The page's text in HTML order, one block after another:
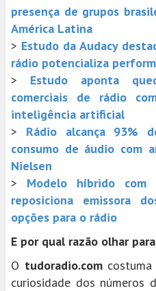
presença de grupos
América Latina
> Estudo da Audacy
rádio potencializa
> Estudo aponta
comerciais de rádio
inteligência artificial
> Rádio alcança 93%
consumo de áudio com
Nielsen
> Modelo híbrido com
reposiciona emissora
opções para o rádio
E por qual razão olhar
O tudoradio.comcostuma
curiosidade dos números